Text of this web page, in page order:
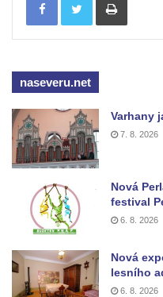
Veleňské kaskády
Hartmanův vodopád
Vodopády na Kamenném
Blanský vodopád
Mojžířské vodopády
Vodopády na Jedlové
Jedlový)
Vodopády na Červeném
Rousínovský vodopád
Hamerský vodopád
Panský vodopád
naseveru.net
Varhany
7. 8. 2026
Nová
festival
6. 8. 2026
Nová
lesního
6. 8. 2026